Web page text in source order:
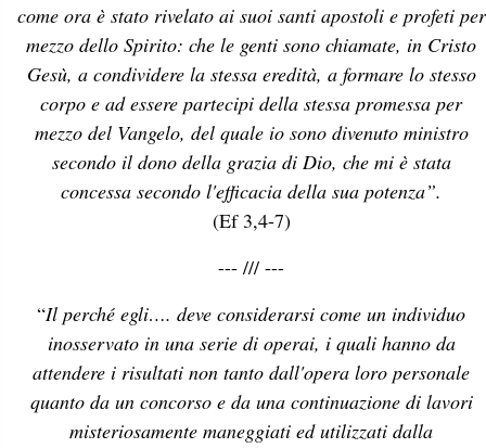
come ora è stato rivelato ai suoi santi apostoli e profeti per
mezzo dello Spirito: che le genti sono chiamate, in Cristo
Gesù, a condividere la stessa eredità, a formare lo stesso
corpo e ad essere partecipi della stessa promessa per
mezzo del Vangelo, del quale io sono divenuto ministro
secondo il dono della grazia di Dio, che mi è stata
concessa secondo l'efficacia della sua potenza”.
(Ef 3,4-7)
--- /// ---
“Il perché egli…. deve considerarsi come un individuo
inosservato in una serie di operai, i quali hanno da
attendere i risultati non tanto dall'opera loro personale
quanto da un concorso e da una continuazione di lavori
misteriosamente maneggiati ed utilizzati dalla